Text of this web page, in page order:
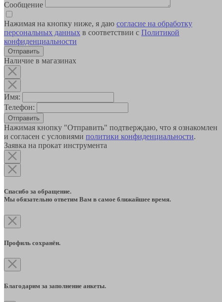
Сообщение
Нажимая на кнопку ниже, я даю согласие на обработку
персональных данных в соответствии с Политикой
конфиденциальности
Наличие в магазинах
Имя:
Телефон:
Отправить
Нажимая кнопку "Отправить" подтверждаю, что я ознакомлен
и согласен с условиями политики конфиденциальности.
Заявка на прокат инструмента
Спасибо за обращение.
Мы обязательно ответим Вам в самое ближайшее время.
Профиль сохранён.
Благодарим за заполнение анкеты.